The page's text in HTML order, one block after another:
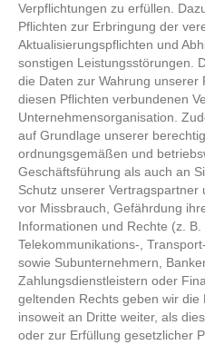
Verpflichtungen zu erfüllen.
Pflichten zur Erbringung der
Aktualisierungspflichten und
sonstigen Leistungsstörungen.
die Daten zur Wahrung
diesen Pflichten verbundenen
Unternehmensorganisation.
auf Grundlage unserer
ordnungsgemäßen und
Geschäftsführung als auch an
Schutz unserer
vor Missbrauch, Gefährdung
Informationen und Rechte (z.
Telekommunikations-,
sowie Subunternehmern,
Zahlungsdienstleistern oder
geltenden Rechts geben wir
insoweit an Dritte weiter, als
oder zur Erfüllung gesetzlicher